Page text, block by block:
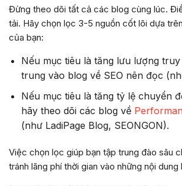
Đừng theo dõi tất cả các blog cùng lúc.
tải. Hãy chọn lọc 3-5 nguồn cốt lõi dựa
của bạn:
Nếu mục tiêu là tăng lưu lượng
trung vào blog về SEO nên đọc
Nếu mục tiêu là tăng tỷ lệ chuyển
hãy theo dõi các blog về
(như LadiPage Blog, SEONGON).
Việc chọn lọc giúp bạn tập trung đào sâu
tránh lãng phí thời gian vào những nội dung